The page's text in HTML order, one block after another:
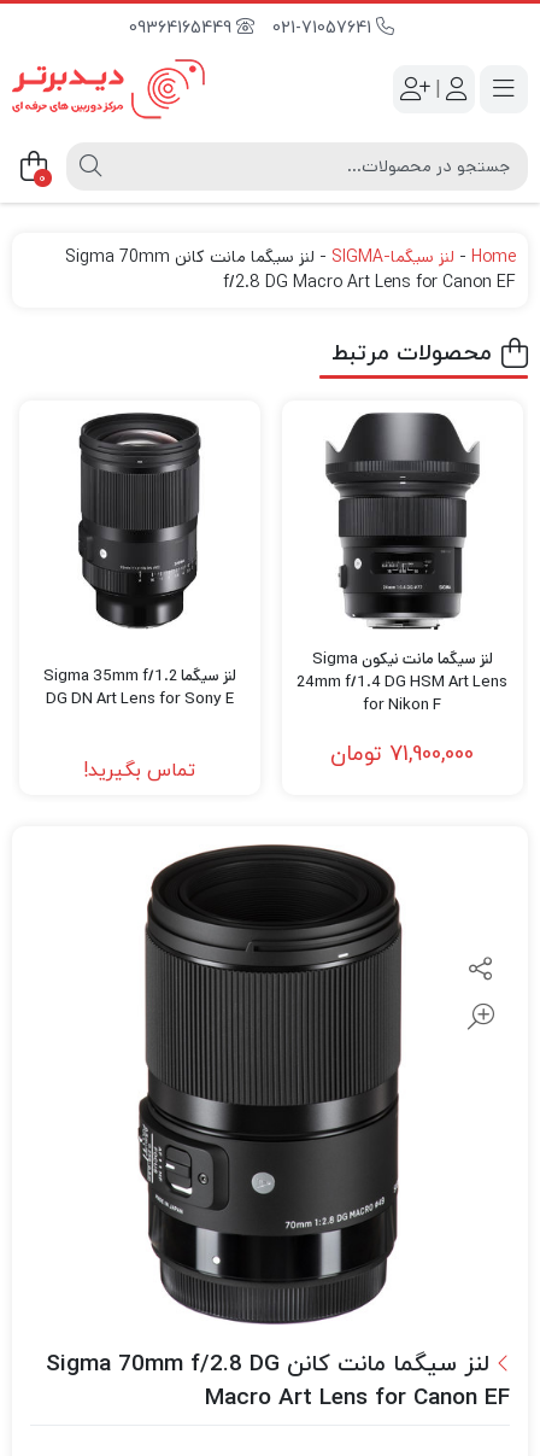
09364165449
|
0
Home
- لنز سیگما-SIGMA -
لنز سیگما مانت کانن Sigma 70mm
f/2.8 DG Macro Art Lens for Canon EF
محصولات مرتبط
لنز سیگما مانت نیکون Sigma
24mm f/1.4 DG HSM Art Lens
for Nikon F
71,900,000 تومان
لنز سیگما Sigma 35mm f/1.2
DG DN Art Lens for Sony E
تماس بگیرید!
لنز سیگما مانت کانن Sigma 70mm f/2.8 DG
Macro Art Lens for Canon EF